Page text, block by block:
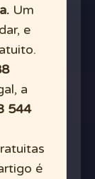
Um
e
a
544
é